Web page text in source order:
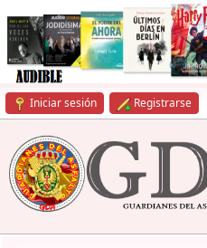
Iniciar sesión Registrarse